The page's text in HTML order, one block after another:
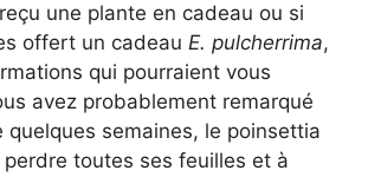
une plante en cadeau ou si
offert un cadeau E. pulcherrima,
qui pourraient vous
avez probablement remarqué
quelques semaines, le poinsettia
toutes ses feuilles et à